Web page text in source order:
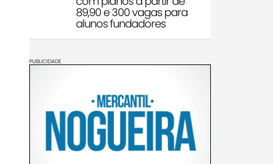
89,90 e 300 vagas para
alunos fundadores
PUBLICIDADE